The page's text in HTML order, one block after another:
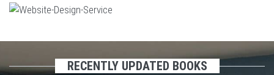
RECENTLY UPDATED BOOKS